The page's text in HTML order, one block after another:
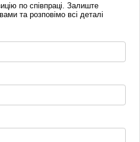
по співпраці. Залиште
та розповімо всі деталі